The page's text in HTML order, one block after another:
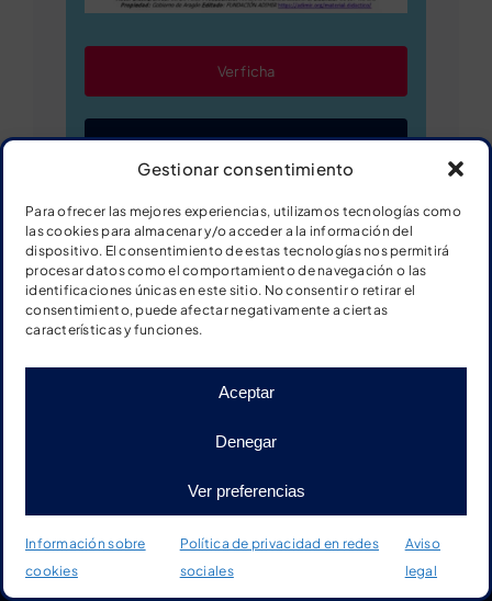
Gestionar consentimiento
Para ofrecer las mejores experiencias, utilizamos tecnologías como
las cookies para almacenar y/o acceder a la información del
dispositivo. El consentimiento de estas tecnologías nos permitirá
procesar datos como el comportamiento de navegación o las
identificaciones únicas en este sitio. No consentir o retirar el
consentimiento, puede afectar negativamente a ciertas
características y funciones.
Aceptar
Denegar
Ver preferencias
Información sobre
cookies
Política de privacidad en redes
sociales
Aviso
legal
Ver ficha
Descargar ficha
Series numéricas del 0 al 10